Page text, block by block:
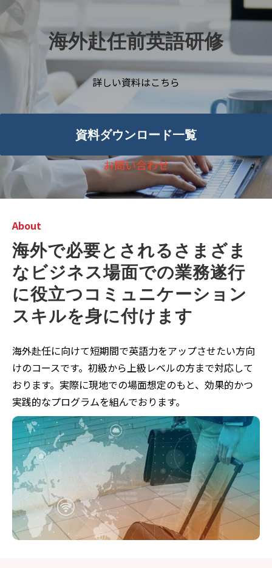
海外赴任前英語研修
詳しい資料はこちら
資料ダウンロード一覧
お問い合わせ
About
海外で必要とされるさまざま
なビジネス場面での業務遂行
に役立つコミュニケーション
スキルを身に付けます
海外赴任に向けて短期間で英語力をアップさせたい方向
けのコースです。初級から上級レベルの方まで対応して
おります。実際に現地での場面想定のもと、効果的かつ
実践的なプログラムを組んでおります。